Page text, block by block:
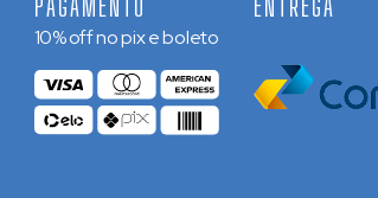
10% off no pix e boleto